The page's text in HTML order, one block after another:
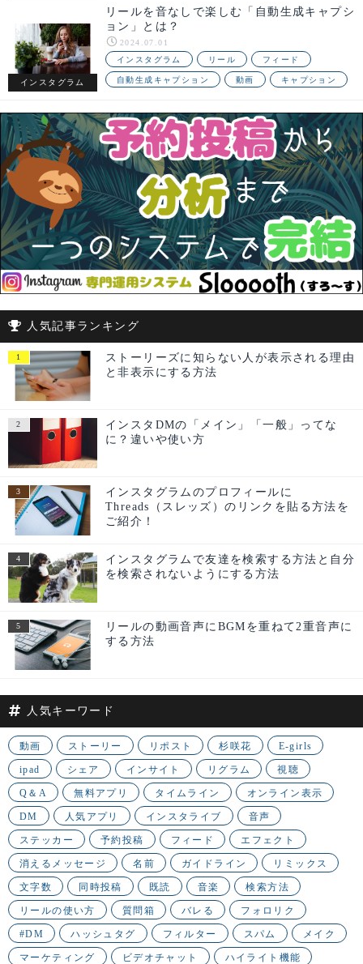
インスタグラム
リールを音なしで楽しむ「自動生成キャプシ
ョン」とは？
2024.07.01
インスタグラム
リール フィード
自動生成キャプション 動画 キャプション
人気記事ランキング
ストーリーズに知らない人が表示される理由
と非表示にする方法
インスタDMの「メイン」「一般」ってな
に？違いや使い方
インスタグラムのプロフィールに
Threads（スレッズ）のリンクを貼る方法を
ご紹介！
インスタグラムで友達を検索する方法と自分
を検索されないようにする方法
リールの動画音声にBGMを重ねて2重音声に
する方法
人気キーワード
動画 ストーリー リポスト 杉咲花 E-girls
ipad シェア インサイト リグラム 視聴
Q＆A 無料アプリ タイムライン オンライン表示
DM 人気アプリ インスタライブ 音声
ステッカー 予約投稿 フィード エフェクト
消えるメッセージ 名前 ガイドライン リミックス
文字数 同時投稿 既読 音楽 検索方法
リールの使い方 質問箱 バレる フォロリク
#DM ハッシュタグ フィルター スパム メイク
マーケティング ビデオチャット ハイライト機能